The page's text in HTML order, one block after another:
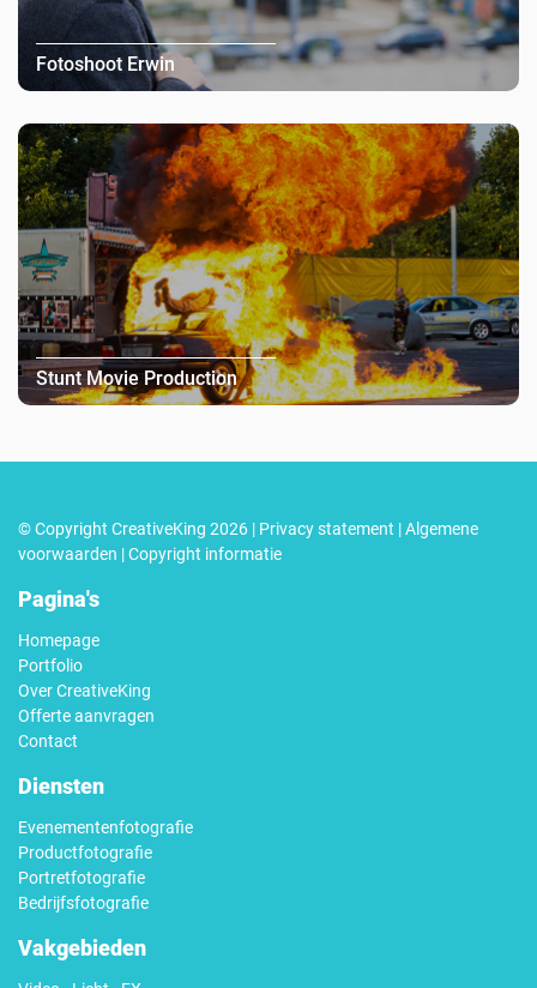
Fotoshoot Erwin
Stunt Movie Production
Vakgebieden
Diensten
Evenementenfotografie
Productfotografie
Portretfotografie
Bedrijfsfotografie
Pagina's
Homepage
Portfolio
Over CreativeKing
Offerte aanvragen
Contact
© Copyright CreativeKing 2026 | Privacy statement |Algemene
voorwaarden |Copyright informatie